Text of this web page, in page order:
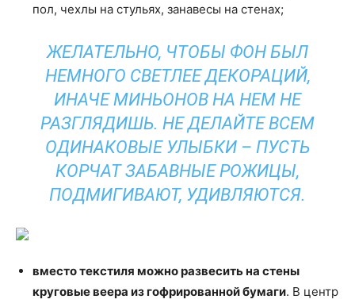
пол, чехлы на стульях, занавесы на стенах;
ЖЕЛАТЕЛЬНО, ЧТОБЫ ФОН БЫЛ
НЕМНОГО СВЕТЛЕЕ ДЕКОРАЦИЙ,
ИНАЧЕ МИНЬОНОВ НА НЕМ НЕ
РАЗГЛЯДИШЬ. НЕ ДЕЛАЙТЕ ВСЕМ
ОДИНАКОВЫЕ УЛЫБКИ – ПУСТЬ
КОРЧАТ ЗАБАВНЫЕ РОЖИЦЫ,
ПОДМИГИВАЮТ, УДИВЛЯЮТСЯ.
вместо текстиля можно развесить на стены
круговые веера из гофрированной бумаги. В центр